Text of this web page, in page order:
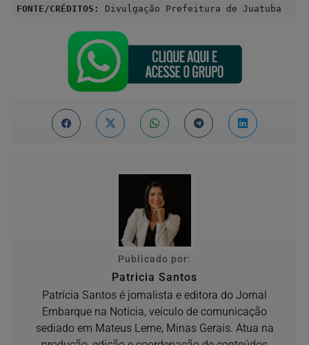
FONTE/CRÉDITOS: Divulgação Prefeitura de Juatuba
Publicado por:
Patricia Santos
Patrícia Santos é jornalista e editora do Jornal
Embarque na Notícia, veículo de comunicação
sediado em Mateus Leme, Minas Gerais. Atua na